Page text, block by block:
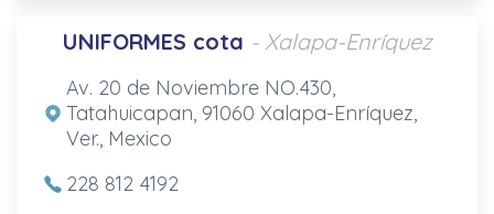
UNIFORMES cota - Xalapa-Enríquez
Av. 20 de Noviembre NO.430,
Tatahuicapan, 91060 Xalapa-Enríquez,
Ver., Mexico
228 812 4192